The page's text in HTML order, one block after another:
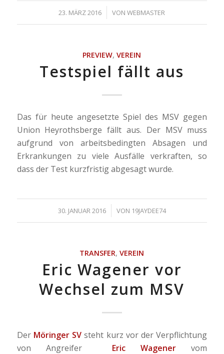
23. MÄRZ 2016
/ VONWEBMASTER
PREVIEW,VEREIN
Testspiel fällt aus
Das für heute angesetzte Spiel des MSV gegen
Union Heyrothsberge fällt aus. Der MSV muss
aufgrund von arbeitsbedingten Absagen und
Erkrankungen zu viele Ausfälle verkraften, so
dass der Test kurzfristig abgesagt wurde.
30. JANUAR 2016
/ VON 19JAYDEE74
TRANSFER,VEREIN
Eric Wagener vor
Wechsel zum MSV
Der Möringer SV steht kurz vor der Verpflichtung
von Angreifer Eric Wagener vom